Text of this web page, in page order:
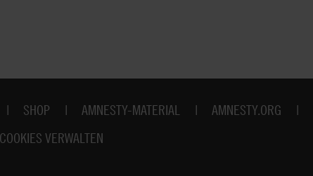
SHOP AMNESTY-MATERIAL AMNESTY.ORG
COOKIES VERWALTEN